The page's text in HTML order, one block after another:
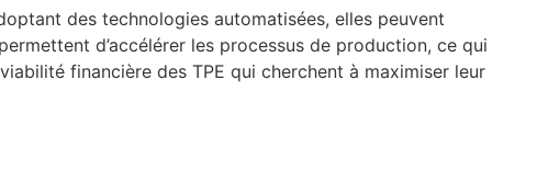
des technologies automatisées, elles peuvent
d’accélérer les processus de production, ce qui
financière des TPE qui cherchent à maximiser leur